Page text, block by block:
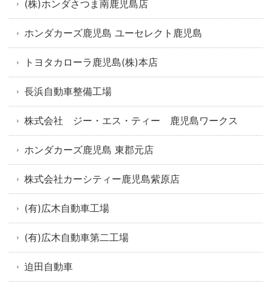
(株)ホンダさつま南鹿児島店
ホンダカーズ鹿児島 ユーセレクト鹿児島
トヨタカローラ鹿児島(株)本店
長浜自動車整備工場
株式会社 ジー・エス・ティー 鹿児島ワークス
ホンダカーズ鹿児島 東郡元店
株式会社カーシティー鹿児島紫原店
(有)広木自動車工場
(有)広木自動車第二工場
迫田自動車